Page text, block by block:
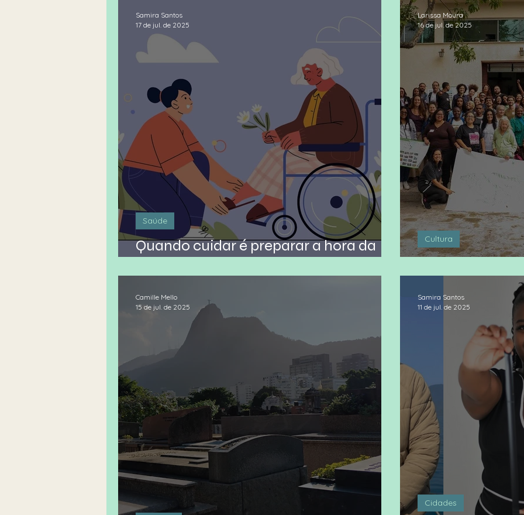
Quando cuidar é preparar a hora da
Saúde
Samira Santos
17 de jul. de 2025
Cultura
Larissa Moura
16 de jul. de 2025
Camille Mello
15 de jul. de 2025
Cidades
Samira Santos
11 de jul. de 2025